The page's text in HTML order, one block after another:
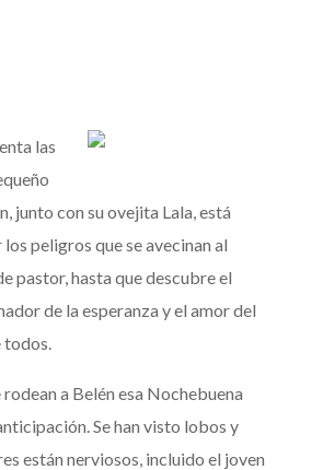
las
junto con su ovejita Lala, está
peligros que se avecinan al
pastor, hasta que descubre el
de la esperanza y el amor del
todos.
a Belén esa Nochebuena
Se han visto lobos y
están nerviosos, incluido el joven